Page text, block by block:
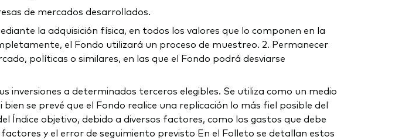
de mercados desarrollados.
la adquisición física, en todos los valores que lo componen en la
el Fondo utilizará un proceso de muestreo. 2. Permanecer
políticas o similares, en las que el Fondo podrá desviarse
a determinados terceros elegibles. Se utiliza como un medio
se prevé que el Fondo realice una replicación lo más fiel posible del
Índice objetivo, debido a diversos factores, como los gastos que debe
y el error de seguimiento previsto En el Folleto se detallan estos